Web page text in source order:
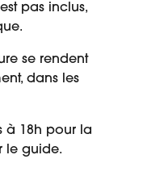
pas inclus,
se rendent
dans les
à 18h pour la
le guide.